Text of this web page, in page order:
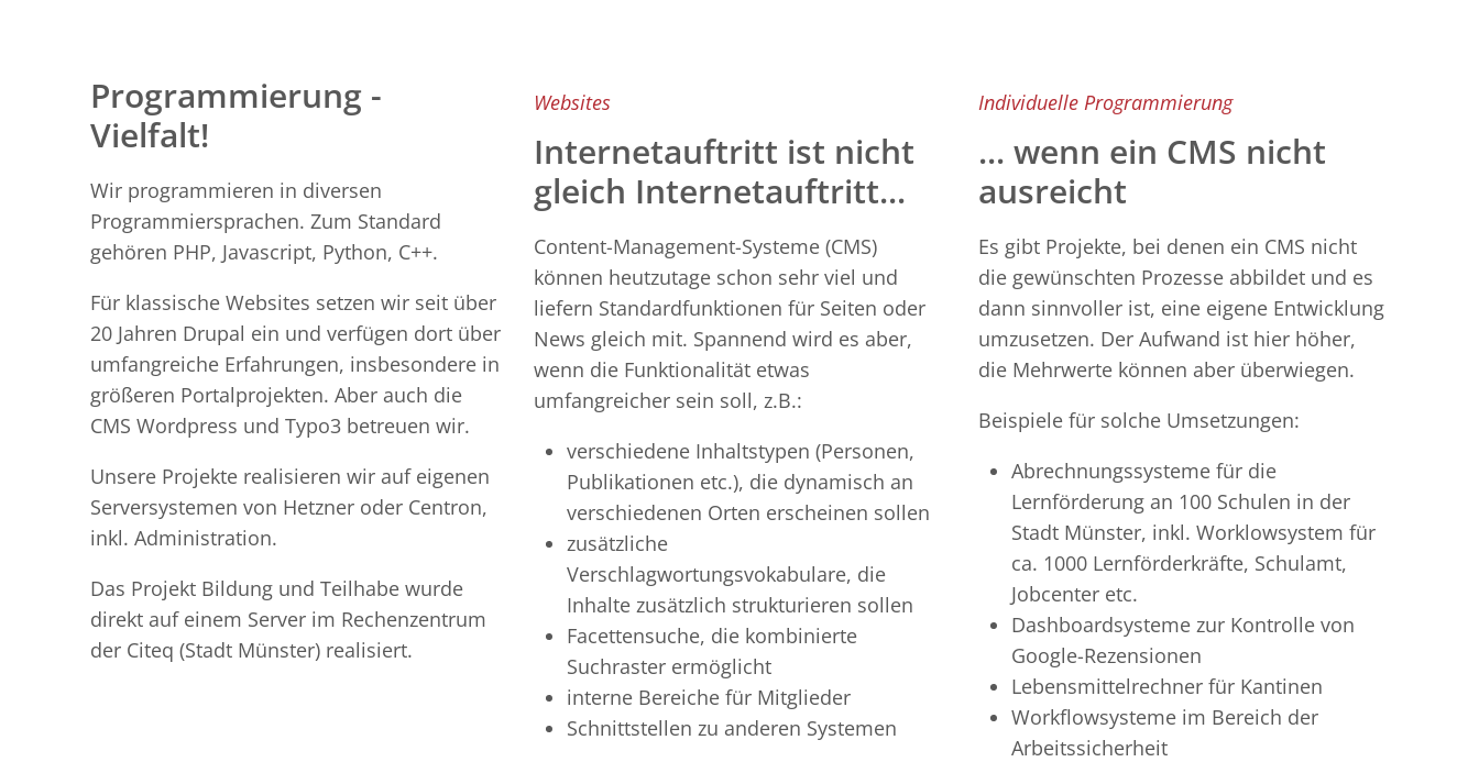
Programmierung -
Vielfalt!
Wir programmieren in diversen
Programmiersprachen. Zum Standard
gehören PHP, Javascript, Python, C++.
Für klassische Websites setzen wir seit über
20 Jahren Drupal ein und verfügen dort über
umfangreiche Erfahrungen, insbesondere in
größeren Portalprojekten. Aber auch die
CMS Wordpress und Typo3 betreuen wir.
Unsere Projekte realisieren wir auf eigenen
Serversystemen von Hetzner oder Centron,
inkl. Administration.
Das Projekt Bildung und Teilhabe wurde
direkt auf einem Server im Rechenzentrum
der Citeq (Stadt Münster) realisiert.
Websites
Internetauftritt ist nicht
gleich Internetauftritt...
Content-Management-Systeme (CMS)
können heutzutage schon sehr viel und
liefern Standardfunktionen für Seiten oder
News gleich mit. Spannend wird es aber,
wenn die Funktionalität etwas
umfangreicher sein soll, z.B.:
verschiedene Inhaltstypen (Personen,
Publikationen etc.), die dynamisch an
verschiedenen Orten erscheinen sollen
zusätzliche
Verschlagwortungsvokabulare, die
Inhalte zusätzlich strukturieren sollen
Facettensuche, die kombinierte
Suchraster ermöglicht
interne Bereiche für Mitglieder
Schnittstellen zu anderen Systemen
Individuelle Programmierung
... wenn ein CMS nicht
ausreicht
Es gibt Projekte, bei denen ein CMS nicht
die gewünschten Prozesse abbildet und es
dann sinnvoller ist, eine eigene Entwicklung
umzusetzen. Der Aufwand ist hier höher,
die Mehrwerte können aber überwiegen.
Beispiele für solche Umsetzungen:
Abrechnungssysteme für die
Lernförderung an 100 Schulen in der
Stadt Münster, inkl. Worklowsystem für
ca. 1000 Lernförderkräfte, Schulamt,
Jobcenter etc.
Dashboardsysteme zur Kontrolle von
Google-Rezensionen
Lebensmittelrechner für Kantinen
Workflowsysteme im Bereich der
Arbeitssicherheit